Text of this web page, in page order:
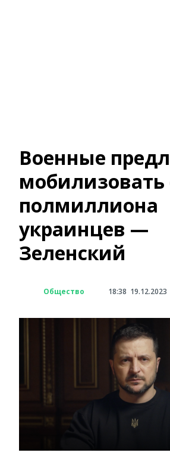
Военные
полмиллиона
украинцев —
Зеленский
Общество 18:38 19.12.2023